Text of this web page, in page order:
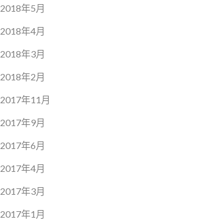
2018年5月
2018年4月
2018年3月
2018年2月
2017年11月
2017年9月
2017年6月
2017年4月
2017年3月
2017年1月